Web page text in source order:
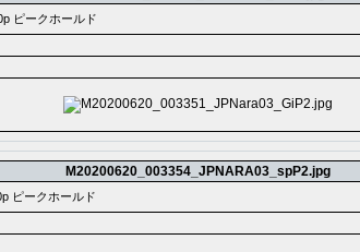
ピークホールド
M20200620_003354_JPNARA03_spP2.jpg
ピークホールド